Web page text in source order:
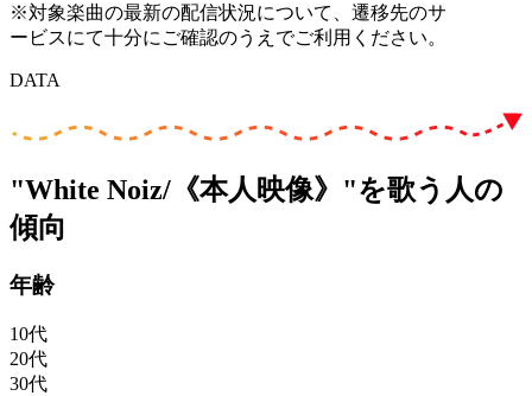
※対象楽曲の最新の配信状況について、遷移先のサ
ービスにて十分にご確認のうえでご利用ください。
DATA
"White Noiz/《本人映像》"を歌う人の
傾向
年齢
10代
20代
30代